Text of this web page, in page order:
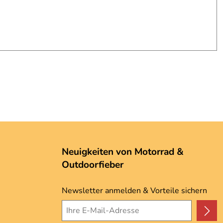
Neuigkeiten von Motorrad &
Outdoorfieber
Newsletter anmelden & Vorteile sichern